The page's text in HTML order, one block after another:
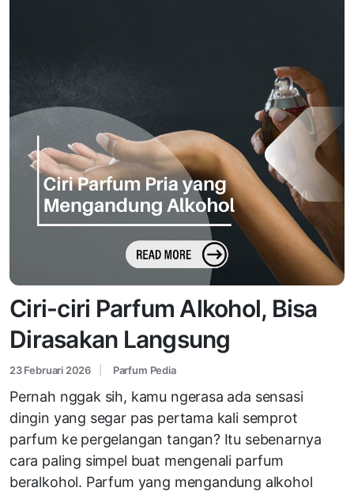
Ciri-ciri Parfum Alkohol, Bisa
Dirasakan Langsung
23 Februari 2026 Parfum Pedia
Pernah nggak sih, kamu ngerasa ada sensasi
dingin yang segar pas pertama kali semprot
parfum ke pergelangan tangan? Itu sebenarnya
cara paling simpel buat mengenali parfum
beralkohol. Parfum yang mengandung alkohol